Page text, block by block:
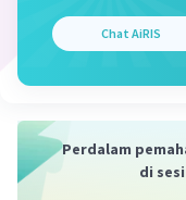
Chat AiRIS
Perdalam
di